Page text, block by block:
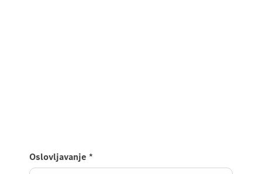
Oslovljavanje *